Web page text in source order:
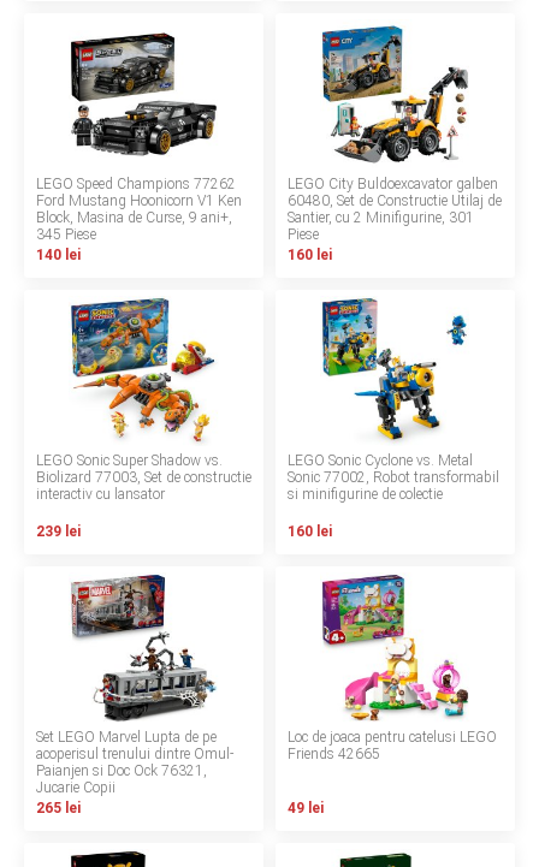
BAIE SI TOALETA
Informatii companie
Blog
Showroom
Depozit
Q & A
Branduri
Termeni si conditii
Politica de confidentialitate
Politica de utilizare cookie-uri
Modalitati de plata
Politica de livrare si retur
Formular de retur
LEGO Speed Champions 77262
Ford Mustang Hoonicorn V1 Ken
Block, Masina de Curse, 9 ani+,
345 Piese
140 lei
LEGO City Buldoexcavator galben
60480, Set de Constructie Utilaj de
Santier, cu 2 Minifigurine, 301
Piese
160 lei
LEGO Sonic Super Shadow vs.
Biolizard 77003, Set de constructie
interactiv cu lansator
239 lei
LEGO Sonic Cyclone vs. Metal
Sonic 77002, Robot transformabil
si minifigurine de colectie
160 lei
Set LEGO Marvel Lupta de pe
acoperisul trenului dintre Omul-
Paianjen si Doc Ock 76321,
Jucarie Copii
265 lei
Loc de joaca pentru catelusi LEGO
Friends 42665
49 lei